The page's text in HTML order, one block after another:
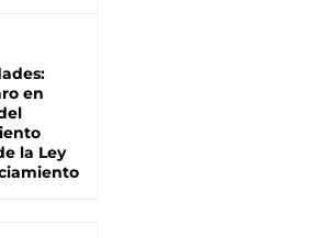
en
la Ley